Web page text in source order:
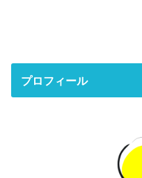
プロフィール